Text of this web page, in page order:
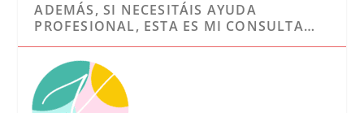
ADEMÁS, SI NECESITÁIS AYUDA
PROFESIONAL, ESTA ES MI CONSULTA…